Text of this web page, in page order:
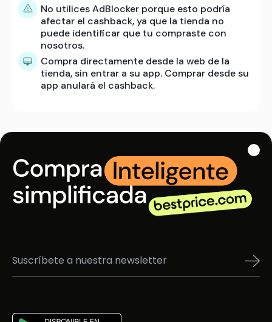
No utilices AdBlocker porque esto podría
afectar el cashback, ya que la tienda no
puede identificar que tu compraste con
nosotros.
Compra directamente desde la web de la
tienda, sin entrar a su app. Comprar desde su
app anulará el cashback.